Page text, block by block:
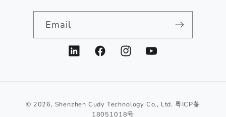
Email
LinkedInFacebookInstagramYouTube
© 2026, Shenzhen Cudy Technology Co., Ltd. 粤ICP备
18051018号